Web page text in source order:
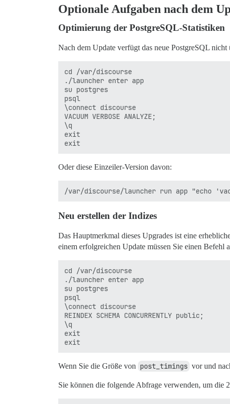
Optionale Aufgaben nach dem
Optimierung der PostgreSQL-Statistiken
Nach dem Update verfügt das neue PostgreSQL
cd /var/discourse
./launcher enter app
su postgres
psql
\connect discourse
VACUUM VERBOSE ANALYZE;
\q
exit
Oder diese Einzeiler-Version davon:
Neu erstellen der Indizes
Das Hauptmerkmal dieses Upgrades ist eine
einem erfolgreichen Update müssen Sie einen Befehl
cd /var/discourse
./launcher enter app
su postgres
psql
\connect discourse
REINDEX SCHEMA CONCURRENTLY public;
\q
exit
Wenn Sie die Größe von post_timings vor und
Sie können die folgende Abfrage verwenden, um die